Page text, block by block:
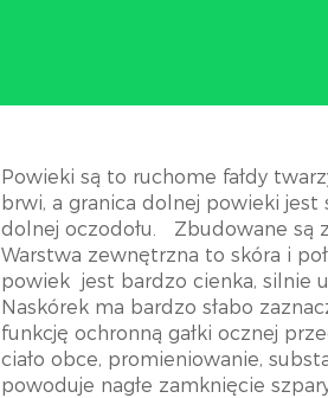
Powieki są to ruchome fałdy
brwi, a granica dolnej powieki jest
dolnej oczodołu.
Zbudowane są
Warstwa zewnętrzna to skóra i
powiek jest bardzo cienka, silnie
Naskórek ma bardzo słabo
funkcję ochronną gałki ocznej
ciało obce, promieniowanie,
powoduje nagłe zamknięcie